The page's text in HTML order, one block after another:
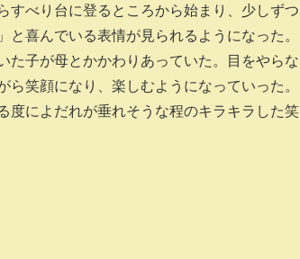
すべり台に登るところから始まり、少しずつ
喜んでいる表情が見られるようになった。
た子が母とかかわりあっていた。目をやらな
笑顔になり、楽しむようになっていった。
度によだれが垂れそうな程のキラキラした笑